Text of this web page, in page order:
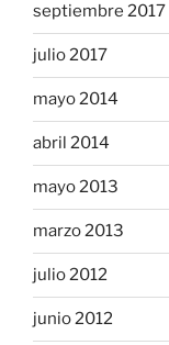
septiembre 2017
julio 2017
mayo 2014
abril 2014
mayo 2013
marzo 2013
julio 2012
junio 2012